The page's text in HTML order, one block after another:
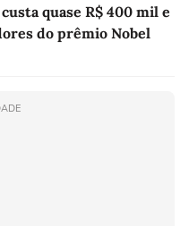
quase R$ 400 mil e
do prêmio Nobel